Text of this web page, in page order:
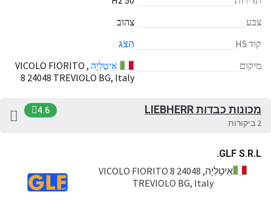
צבע
צהוב
קוד HS
הצג
מיקום
אִיטַלִיָה , VICOLO FIORITO
8 24048 TREVIOLO BG, Italy
מכונות כבדות LIEBHERR 4.6
2 ביקורות
GLF S.R.L.
אִיטַלִיָה , VICOLO FIORITO 8 24048
TREVIOLO BG, Italy